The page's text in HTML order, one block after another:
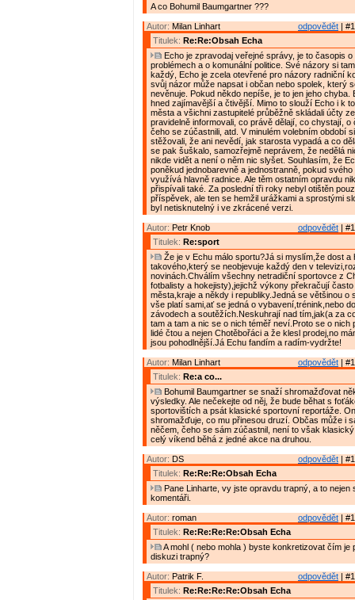
A co Bohumil Baumgartner ???
odpovědět |
Autor: Milan Linhart
Titulek: Re:Re:Obsah Echa
Echo je zpravodaj veřejné správy, je to časopis
problémech a o komunální politice. Své názory si
každý, Echo je zcela otevřené pro názory radniční
svůj názor může napsat i občan nebo spolek, který
nevěnuje. Pokud někdo nepíše, je to jen jeho chyba.
hned zajímavější a čtivější. Mimo to slouží Echo i k
města a všichni zastupitelé průběžně skládali účty
pravidelně informovali, co právě dělají, co chystají, o
čeho se zúčastnili, atd. V minulém volebním období
stěžovali, že ani nevědí, jak starosta vypadá a co
se pak šuškalo, samozřejmě neprávem, že nedělá
nikde vidět a není o něm nic slyšet. Souhlasím, že
poněkud jednobarevně a jednostranně, pokud
využívá hlavně radnice. Ale těm ostatním opravdu
přispívali také. Za poslední tři roky nebyl otištěn
příspěvek, ale ten se hemžil urážkami a sprostými
byl netisknutelný i ve zkrácené verzi.
odpovědět |
Autor: Petr Knob
Titulek: Re:sport
Že je v Echu málo sportu?Já si myslím,že dost a
takového,který se neobjevuje každý den v
novinách.Chválím všechny netradiční sportovce z
fotbalisty a hokejisty),jejichž výkony překračují často
města,kraje a někdy i republiky.Jedná se většinou o
vše platí sami,ať se jedná o vybavení,trénink,nebo
závodech a soutěžích.Neskuhrají nad tím,jak(a za
tam a tam a nic se o nich téměř neví.Proto se o nich
lidé čtou a nejen Chotěbořáci a že klesl prodej,no
jsou pohodlnější.Já Echu fandím a radím-vydržte!
odpovědět |
Autor: Milan Linhart
Titulek: Re:a co...
Bohumil Baumgartner se snaží shromažďovat
výsledky. Ale nečekejte od něj, že bude běhat s
sportovištích a psát klasické sportovní reportáže.
shromažďuje, co mu přinesou druzí. Občas může i
něčem, čeho se sám zúčastnil, není to však
celý víkend běhá z jedné akce na druhou.
odpovědět |
Autor: DS
Titulek: Re:Re:Re:Obsah Echa
Pane Linharte, vy jste opravdu trapný, a to nejen
komentáři.
odpovědět |
Autor: roman
Titulek: Re:Re:Re:Re:Obsah Echa
A mohl ( nebo mohla ) byste konkretizovat čím je
diskuzi trapný?
odpovědět |
Autor: Patrik F.
Titulek: Re:Re:Re:Re:Obsah Echa